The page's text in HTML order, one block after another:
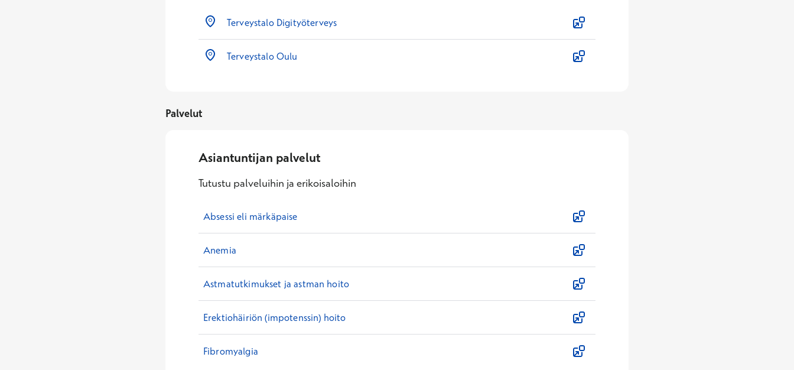
Terveystalo Digityöterveys
Terveystalo Oulu
Palvelut
Asiantuntijan palvelut
Tutustu palveluihin ja erikoisaloihin
Absessi eli märkäpaise
Anemia
Astmatutkimukset ja astman hoito
Erektiohäiriön (impotenssin) hoito
Fibromyalgia